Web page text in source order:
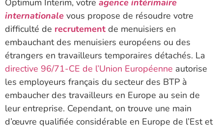
internationale vous propose de résoudre votre
difficulté de recrutement de menuisiers en
embauchant des menuisiers européens ou des
étrangers en travailleurs temporaires détachés. La
directive 96/71-CE de l’Union Européenne autorise
les employeurs français du secteur des BTP à
embaucher des travailleurs en Europe au sein de
leur entreprise. Cependant, on trouve une main
d’œuvre qualifiée considérable en Europe de l’Est et